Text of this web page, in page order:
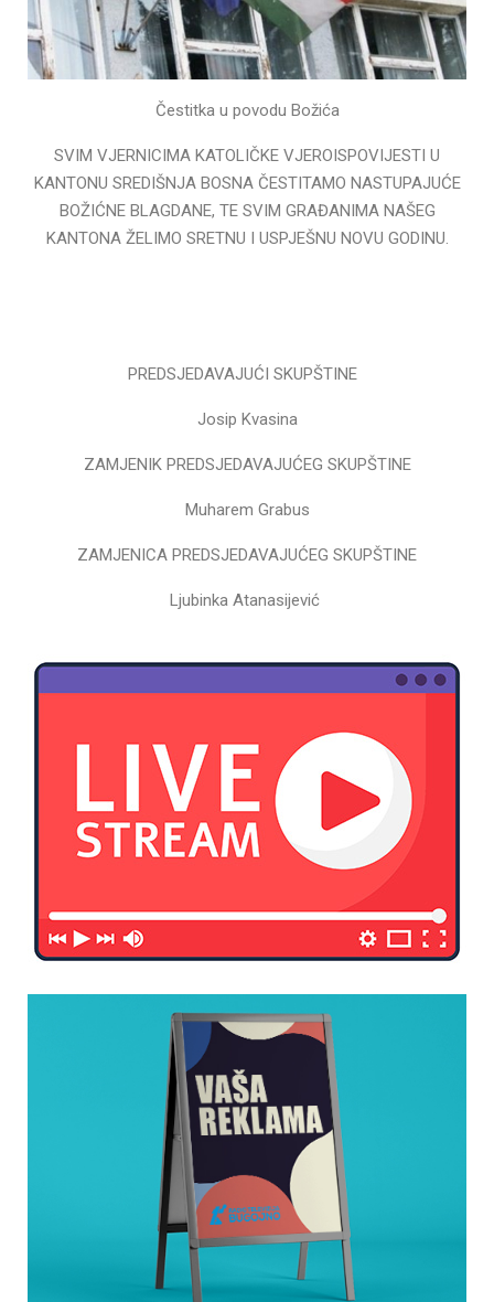
Čestitka u povodu Božića
SVIM VJERNICIMA KATOLIČKE VJEROISPOVIJESTI U
KANTONU SREDIŠNJA BOSNA ČESTITAMO NASTUPAJUĆE
BOŽIĆNE BLAGDANE, TE SVIM GRAĐANIMA NAŠEG
KANTONA ŽELIMO SRETNU I USPJEŠNU NOVU GODINU.
PREDSJEDAVAJUĆI SKUPŠTINE
Josip Kvasina
ZAMJENIK PREDSJEDAVAJUĆEG SKUPŠTINE
Muharem Grabus
ZAMJENICA PREDSJEDAVAJUĆEG SKUPŠTINE
Ljubinka Atanasijević